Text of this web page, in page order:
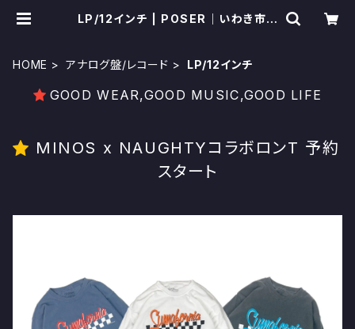
LP/12インチ | POSER｜いわき市セ
HOME アナログ盤/レコード LP/12インチ
GOOD WEAR,GOOD MUSIC,GOOD LIFE
MINOS x NAUGHTYコラボロンT 予約
スタート